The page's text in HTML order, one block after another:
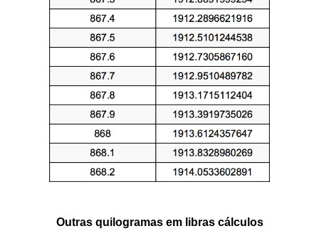
Outras quilogramas em libras cálculos